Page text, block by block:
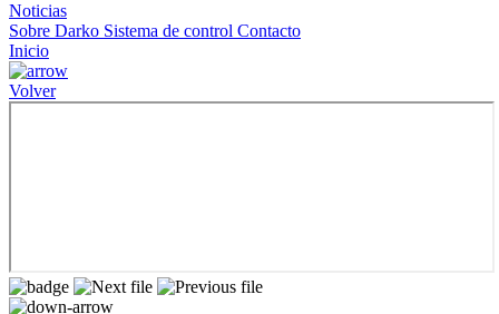
Noticias
Sobre Darko Sistema de control Contacto
Inicio
Volver